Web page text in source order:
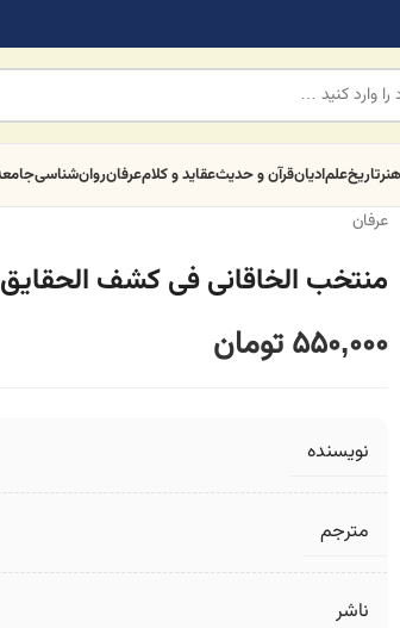
هنرتاریخعلمادیانقرآن و حدیثعقاید و کلامعرفانروان‌شناسی
عرفان
منتخب الخاقانی فی کشف الحقایق
550,000 تومان
نویسنده
مترجم
ناشر